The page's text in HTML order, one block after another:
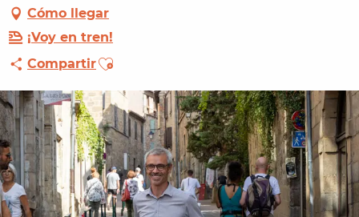
Cómo llegar
¡Voy en tren!
CompartirAjouter aux favoris